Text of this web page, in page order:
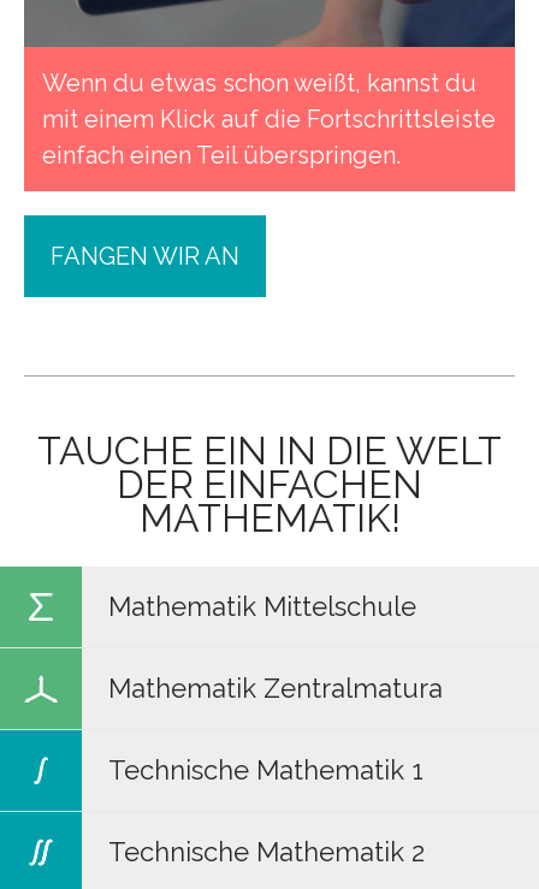
Wenn du etwas schon weißt, kannst du
mit einem Klick auf die Fortschrittsleiste
einfach einen Teil überspringen.
FANGEN WIR AN
TAUCHE EIN IN DIE WELT
DER EINFACHEN
MATHEMATIK!
Mathematik Mittelschule
Mathematik Zentralmatura
Technische Mathematik 1
Technische Mathematik 2